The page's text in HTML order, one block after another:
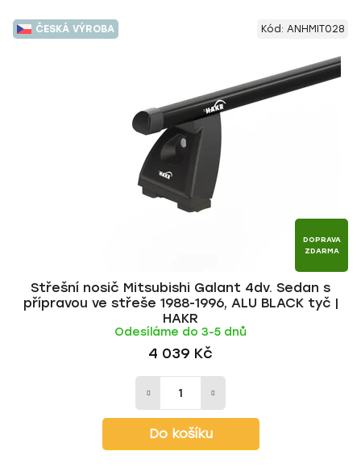
ČESKÁ VÝROBA
DOPRAVA
ZDARMA
Střešní nosič Mitsubishi Galant 4dv. Sedan s
přípravou ve střeše 1988-1996, ALU BLACK tyč |
HAKR
Odesíláme do 3-5 dnů
4 039 Kč
Do košíku
Kód: ANHMIT028